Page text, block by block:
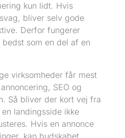
kun lidt. Hvis
bliver selv gode
Derfor fungerer
som en del af en
virksomheder får mest
SEO og
Så bliver der kort vej fra
landingsside ikke
Hvis en annonce
kan budskabet